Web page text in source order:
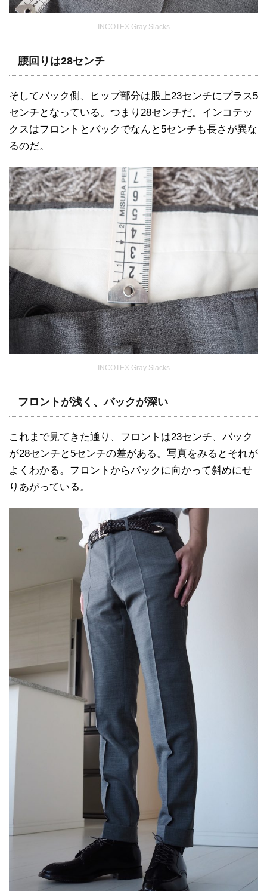
INCOTEX Gray Slacks
腰回りは28センチ
そしてバック側、ヒップ部分は股上23センチにプラス5
センチとなっている。つまり28センチだ。インコテッ
クスはフロントとバックでなんと5センチも長さが異な
るのだ。
INCOTEX Gray Slacks
フロントが浅く、バックが深い
これまで見てきた通り、フロントは23センチ、バック
が28センチと5センチの差がある。写真をみるとそれが
よくわかる。フロントからバックに向かって斜めにせ
りあがっている。